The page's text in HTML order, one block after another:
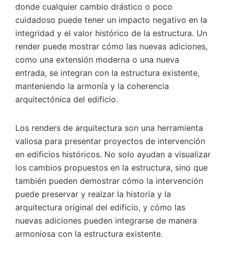
donde cualquier cambio drástico o poco
cuidadoso puede tener un impacto negativo en la
integridad y el valor histórico de la estructura. Un
render puede mostrar cómo las nuevas adiciones,
como una extensión moderna o una nueva
entrada, se integran con la estructura existente,
manteniendo la armonía y la coherencia
arquitectónica del edificio.
Los renders de arquitectura son una herramienta
valiosa para presentar proyectos de intervención
en edificios históricos. No solo ayudan a visualizar
los cambios propuestos en la estructura, sino que
también pueden demostrar cómo la intervención
puede preservar y realzar la historia y la
arquitectura original del edificio, y cómo las
nuevas adiciones pueden integrarse de manera
armoniosa con la estructura existente.